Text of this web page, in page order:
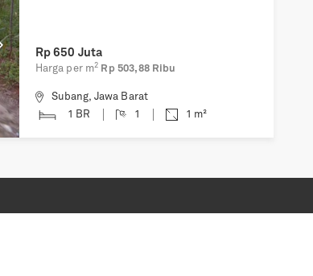
Rp 650 Juta
Harga per m2 Rp 503,88 Ribu
Subang, Jawa Barat
1 BR
1 1 m²